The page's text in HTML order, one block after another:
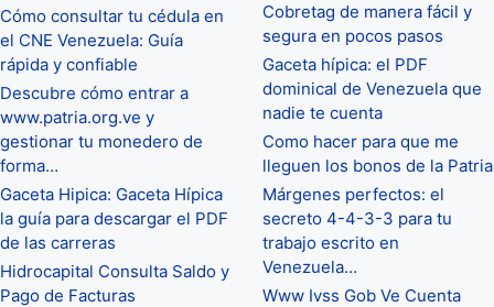
Cómo consultar tu cédula en
el CNE Venezuela: Guía
rápida y confiable
Descubre cómo entrar a
www.patria.org.ve y
gestionar tu monedero de
forma…
Gaceta Hipica: Gaceta Hípica
la guía para descargar el PDF
de las carreras
Hidrocapital Consulta Saldo y
Pago de Facturas
Cobretag de manera fácil y
segura en pocos pasos
Gaceta hípica: el PDF
dominical de Venezuela que
nadie te cuenta
Como hacer para que me
lleguen los bonos de la Patria
Márgenes perfectos: el
secreto 4-4-3-3 para tu
trabajo escrito en
Venezuela…
Www Ivss Gob Ve Cuenta